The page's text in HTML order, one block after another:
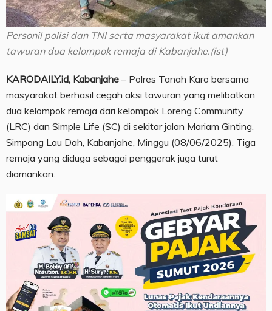
Personil polisi dan TNI serta masyarakat ikut amankan
tawuran dua kelompok remaja di Kabanjahe.(ist)
KARODAILY.id, Kabanjahe – Polres Tanah Karo bersama
masyarakat berhasil cegah aksi tawuran yang melibatkan
dua kelompok remaja dari kelompok Loreng Community
(LRC) dan Simple Life (SC) di sekitar jalan Mariam Ginting,
Simpang Lau Dah, Kabanjahe, Minggu (08/06/2025). Tiga
remaja yang diduga sebagai penggerak juga turut
diamankan.